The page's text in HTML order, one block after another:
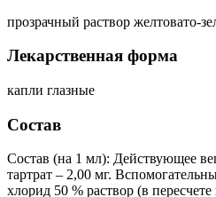
прозрачный раствор желтовато-
Лекарственная форма
капли глазные
Состав
Состав (на 1 мл): Действующее
тартрат – 2,00 мг.
хлорид 50 % раствор (в